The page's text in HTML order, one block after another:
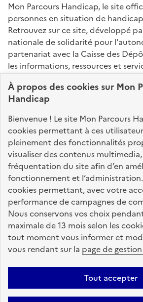
À propos descookiessur Mon
Handicap
Bienvenue ! Le site Mon Parcours
cookies permettant à ces
pleinement des fonctionnalités
visualiser des contenus
fréquentation du site afin d’en
fonctionnement et
cookies permettant, avec votre
performance de campagnes de
Nous conservons vos choix
maximale de 13 mois selon les
tout moment vous informer et
vous rendant sur la page de
Tout accepter
Mon Parcours Handicap, le site
personnes en situation de
Retrouvez sur ce site, développé
nationale de solidarité pour
partenariat avec la Caisse des
les informations, ressources et
connaître vos droits, effectuer vos
identifier vos interlocuteurs.
Nos sites partenaires
info.gouv.fr service-public.fr
data.gouv.fr
Nos partenaires
La Caisse des
accompagne les
de vie
Plan du site Accessibilité : totalement
Données personnelles CGU Politique des